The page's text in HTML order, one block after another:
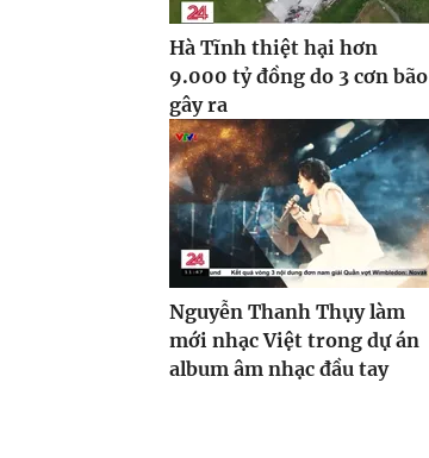
Hà Tĩnh thiệt hại hơn
9.000 tỷ đồng do 3 cơn bão
gây ra
Nguyễn Thanh Thụy làm
mới nhạc Việt trong dự án
album âm nhạc đầu tay